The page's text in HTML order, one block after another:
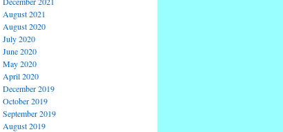
August 2021
August 2020
July 2020
June 2020
May 2020
April 2020
December 2019
October 2019
September 2019
August 2019